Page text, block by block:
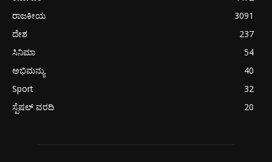
ರಾಜಕೀಯ
3091
ದೇಶ
237
ಸಿನಿಮಾ
54
ಅಭಿಮನ್ಯು
40
Sport
32
ಸ್ಪೆಷಲ್ ವರದಿ
20